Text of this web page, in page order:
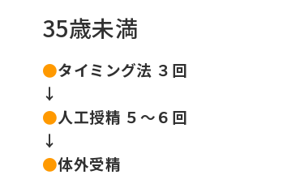
35歳未満
●タイミング法 ３回
↓
●人工授精 ５～６回
↓
●体外受精